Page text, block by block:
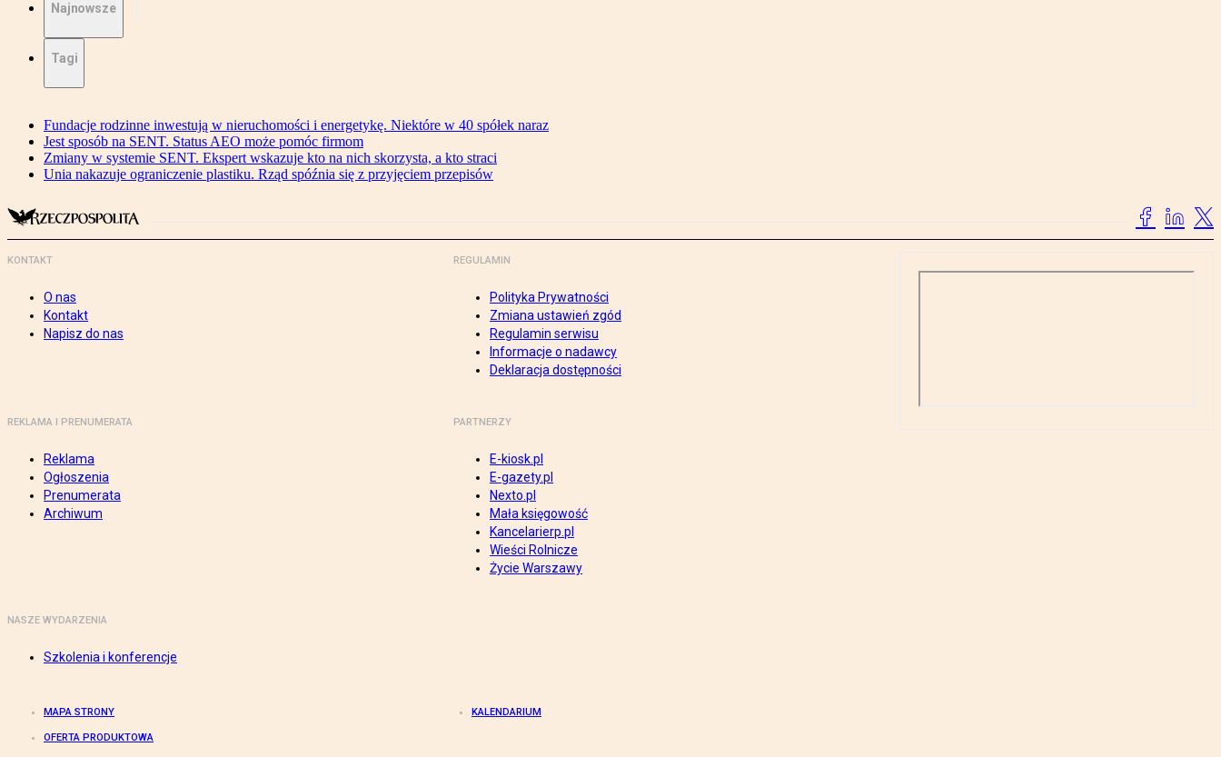
Najnowsze
Tagi
Fundacje rodzinne inwestują w nieruchomości i energetykę. Niektóre w 40 spółek naraz
Jest sposób na SENT. Status AEO może pomóc firmom
Zmiany w systemie SENT. Ekspert wskazuje kto na nich skorzysta, a kto straci
Unia nakazuje ograniczenie plastiku. Rząd spóźnia się z przyjęciem przepisów
KONTAKT
O nas
Kontakt
Napisz do nas
REGULAMIN
Polityka Prywatności
Zmiana ustawień zgód
Regulamin serwisu
Informacje o nadawcy
Deklaracja dostępności
REKLAMA I PRENUMERATA
Reklama
Ogłoszenia
Prenumerata
Archiwum
PARTNERZY
E-kiosk.pl
E-gazety.pl
Nexto.pl
Mała księgowość
Kancelarierp.pl
Wieści Rolnicze
Życie Warszawy
NASZE WYDARZENIA
Szkolenia i konferencje
MAPA STRONY KALENDARIUM
OFERTA PRODUKTOWA